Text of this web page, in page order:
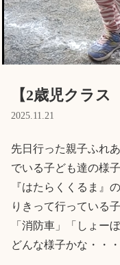
ホー
プ
【2歳児クラ
2025.11.21
先日行った親子ふれ
でいる子ども達の様
『はたらくくるま』
りきって行っている子
「消防車」「しょー
どんな様子かな・・